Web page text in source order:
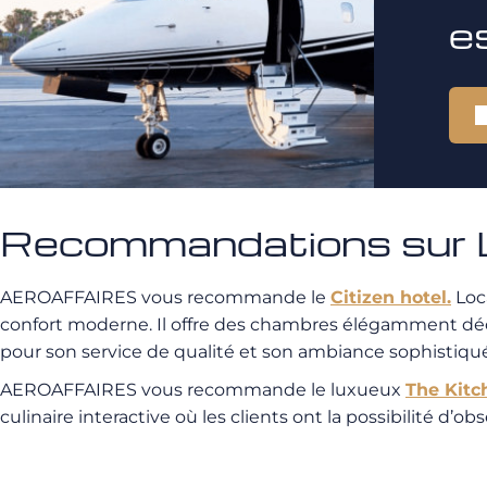
Recommandations sur
AEROAFFAIRES vous recommande le Citizen hotel.
confort moderne. Il offre des chambres élégamment
pour son service de qualité et son ambiance
AEROAFFAIRES vous recommande le luxueux The
culinaire interactive où les clients ont la possibilité